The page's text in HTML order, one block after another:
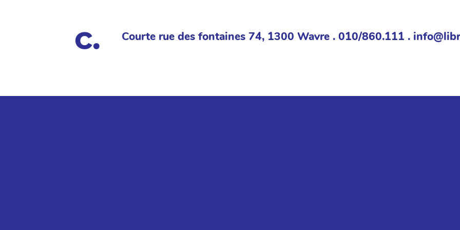
Courte rue des fontaines 74, 1300 Wavre . 010/860.111 .